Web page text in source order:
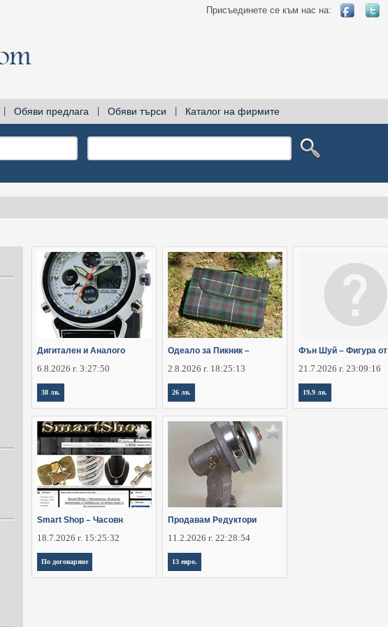
Присъединете се към нас на:
Обяви предлага Обяви търси Каталог на фирмите
Дигитален и Аналого
6.8.2026 г. 3:27:50
38 лв.
Одеало за Пикник –
2.8.2026 г. 18:25:13
26 лв.
Фън Шуй – Фигура от
21.7.2026 г. 23:09:16
19,9 лв.
Smart Shop – Часовн
18.7.2026 г. 15:25:32
По договаряне
Продавам Редуктори
11.2.2026 г. 22:28:54
13 евро.